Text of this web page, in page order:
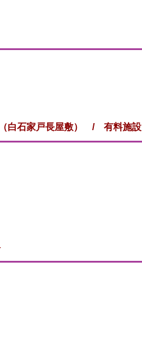
白石家戸長屋敷） / 有料施設